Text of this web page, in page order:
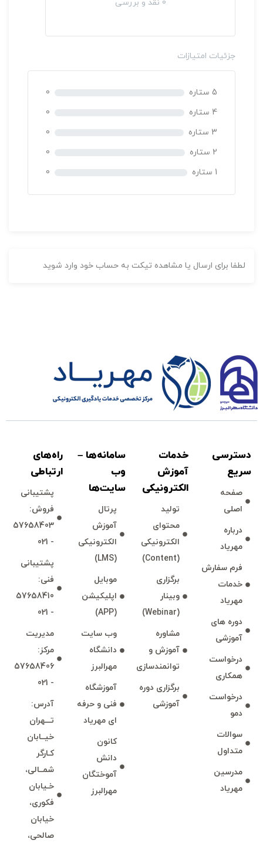
25 ساعت
بدون
آموزش ایلاستریتور 2021
بدون
0
رای
0 نقد و بررسی
جزئیات امتیازات
5 ستاره
0
4 ستاره
0
3 ستاره
0
2 ستاره
0
1 ستاره
0
لطفا برای ارسال یا مشاهده تیکت به حساب خود وارد شوید
دسترسی
سريع
صفحه
اصلی
درباره
مهرياد
فرم سفارش
خدمات
مهرياد
دوره های
آموزشی
درخواست
همكاری
درخواست
دمو
سوالات
متداول
مدرسين
مهرياد
خدمات
آموزش
الكترونیكی
توليد
محتوای
الكترونیكی
(Content)
برگزاری
وبينار
(Webinar)
مشاوره
آموزش و
توانمند‌‌سازی
برگزاری دوره
آموزشی
سامانه‌ها –
وب
سايت‌ها
پرتال
آموزش
الكترونیكی
(LMS)
موبايل
اپليكيشن
(APP)
وب سايت
دانشگاه
مهرالبرز
آموزشگاه
فنی و حرفه
ای مهرياد
كانون
دانش
آموختگان
مهرالبرز
راه‌های
ارتباطی
پشتيبانی
فروش:
57658403
- 021
پشتيبانی
فنی:
57658410
- 021
مديريت
مركز:
57658406
- 021
آدرس:
تـــهران
خيــابان
كـارگر
شمــالی،
خـيابان
فكوری،
خيابان
صالحی،